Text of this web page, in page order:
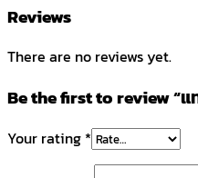
Reviews
There are no reviews yet.
Be the first to review “แ
Your rating *